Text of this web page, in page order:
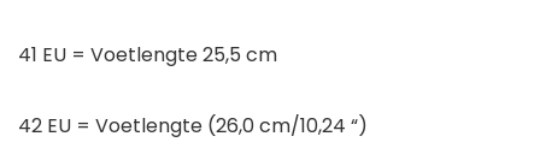
41 EU = Voetlengte 25,5 cm
42 EU = Voetlengte (26,0 cm/10,24 “)